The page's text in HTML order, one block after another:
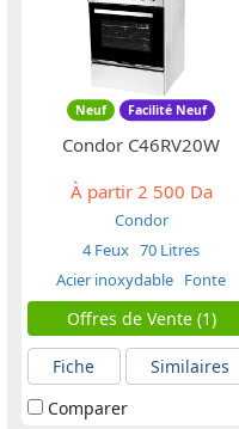
Neuf Facilité Neuf
Condor C46RV20W
À partir2 500 Da
Condor
4 Feux 70 Litres
Acier inoxydable Fonte
Offres de Vente (1)
Fiche
Similaires
Comparer